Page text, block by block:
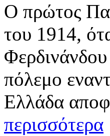
Ο πρώτος
του 1914,
πόλεμο
Ελλάδα
περισσότερα